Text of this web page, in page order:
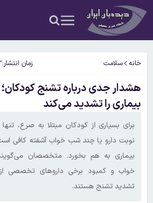
خانه سلامت زمان انتشار:
بیماری را تشدید می‌کند
برای بسیاری از کودکان مبتلا به صرع،
نوبت دارو یا چند شب خواب آشفته کافی
بیماری به هم بخورد. متخصصان
خواب و کمبود برخی داروهای تخصصی
تشدید تشنج هستند.